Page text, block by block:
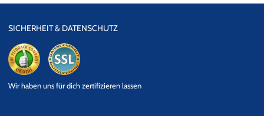
SICHERHEIT & DATENSCHUTZ
Datensicherheit
Wir haben uns für dich zertifizieren lassen